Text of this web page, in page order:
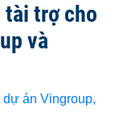
tài trợ cho
và